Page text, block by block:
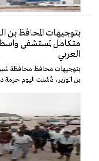
بتوجيهات المحافظ بن
متكامل لمستشفى
العربي
بتوجيهات محافظ محافظة
بن الوزير، دُشنت اليوم